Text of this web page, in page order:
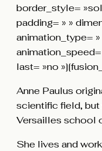
border_style=
padding= » »
animation_type=
last= »no
Anne Paulus
scientific field,
Versailles school
She lives and